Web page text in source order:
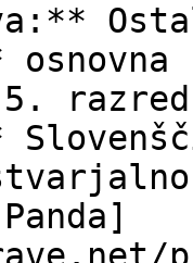
razred